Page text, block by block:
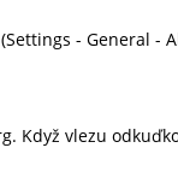
- General -
Když vlezu